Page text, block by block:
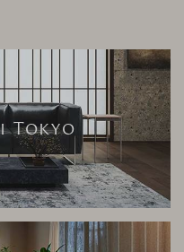
Tokyo